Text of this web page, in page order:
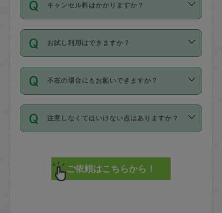
日本語も話せる方など様々です。
ールに記載していますので、各自の得意
を依頼してください。
現場トライアルを受け、合格したタスカ
ジさんが活動されています。
※テストセンターの講評は１件目のレビュ
参考
【詳細】タスカジさんの登録に際
です。作業中に物を壊したり、人にけが
をさせたりした場合が対象で、補償金額
す。
写真を撮り、
詳細FAQ：
損害賠償保険について教えて
以降）の日時から受付可能となっていま
す。
タスカジさんへ「募集」をかけることが
可能です。
キャンセル料はかかりますか？
キャンセル料には、以下の2種類がありま
す。
1. 直前キャンセル（定期、スポット契約
共通）
72時間を超える※と、以下のキャンセル
料が発生します。
直前キャンセル料：
72時間前〜24時間前＝依頼料金の50%
お試し利用はできますか？
「お試し利用」というメニューはありま
せんが、「一回のみ」依頼を活用するこ
とによって、気に入ったタスカジさんを
まず、条件の合う気になるタスカジさ
みてください。
その後、一番気に入ったタスカジさんに
不在の場合にもお願いできますか？
不在の場合の作業はタスカジさんの同意
が必要です。数回の依頼ののち、タスカ
ジさんと依頼者の間で十分な信頼関係が
てください。
不在時に部屋に入るためにタスカジさん
注意しなくてはいけない点はありますか？
で、必ず鍵のかかるロッカーや金庫に入
れて依頼者の責任の元管理するよう心掛
けてください。